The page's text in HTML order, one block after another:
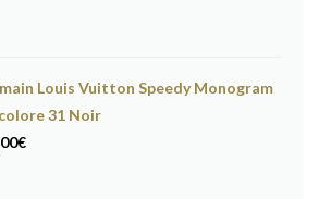
Louis Vuitton Speedy Monogram
31 Noir
€